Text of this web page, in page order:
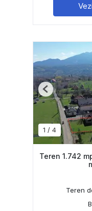
1 / 4
Previous
Teren 1.742
Teren